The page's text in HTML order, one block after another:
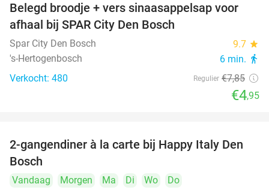
37%
Belegd broodje + vers sinaasappelsap voor
afhaal bij SPAR City Den Bosch
Spar City Den Bosch 9.7 star
's-Hertogenbosch 6 min. directions_walk
Verkocht: 480 Regulier €7,85
€4,95
35%
2-gangendiner à la carte bij Happy Italy Den
Bosch
Vandaag Morgen Ma Di Wo
Do